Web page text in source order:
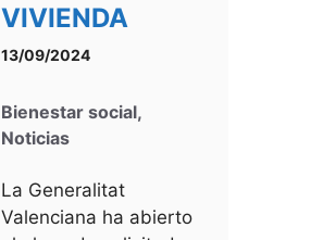
VIVIENDA
13/09/2024
Bienestar social,
Noticias
La Generalitat
Valenciana ha abierto